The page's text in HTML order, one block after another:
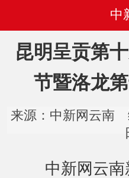
中
昆明呈贡第
节暨洛龙
来源：中新网云南
中新网云南